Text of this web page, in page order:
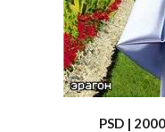
PSD |